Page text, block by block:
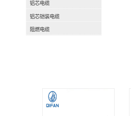
铝芯电缆
铝芯铠装电缆
阻燃电缆